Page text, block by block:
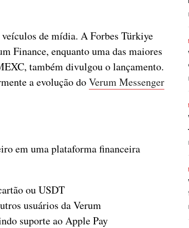
de mídia. A Forbes Türkiye
Finance, enquanto uma das maiores
também divulgou o lançamento.
a evolução doVerum Messenger
em uma plataforma financeira
ou USDT
usuários da Verum
suporte ao Apple Pay